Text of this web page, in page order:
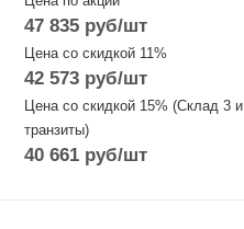
47 835руб/шт
Цена со скидкой 11%
42 573руб/шт
Цена со скидкой 15% (Склад 3 и
транзиты)
40 661руб/шт